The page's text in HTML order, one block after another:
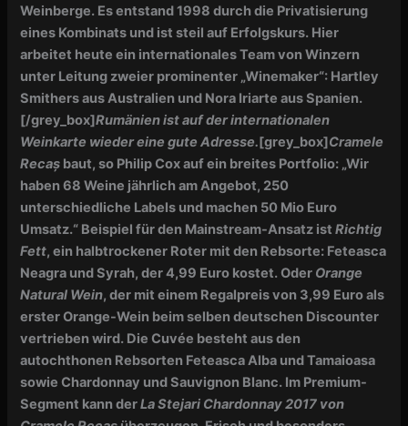
Weinberge. Es entstand 1998 durch die Privatisierung
eines Kombinats und ist steil auf Erfolgskurs. Hier
arbeitet heute ein internationales Team von Winzern
unter Leitung zweier prominenter „Winemaker“: Hartley
Smithers aus Australien und Nora Iriarte aus Spanien.
[/grey_box]Rumänien ist auf der internationalen
Weinkarte wieder eine gute Adresse.[grey_box]Cramele
Recaș baut, so Philip Cox auf ein breites Portfolio: „Wir
haben 68 Weine jährlich am Angebot, 250
unterschiedliche Labels und machen 50 Mio Euro
Umsatz.“ Beispiel für den Mainstream-Ansatz istRichtig
Fett, ein halbtrockener Roter mit den Rebsorte: Feteasca
Neagra und Syrah, der 4,99 Euro kostet. Oder Orange
Natural Wein, der mit einem Regalpreis von 3,99 Euro als
erster Orange-Wein beim selben deutschen Discounter
vertrieben wird. Die Cuvée besteht aus den
autochthonen Rebsorten Feteasca Alba und Tamaioasa
sowie Chardonnay und Sauvignon Blanc. Im Premium-
Segment kann derLa Stejari Chardonnay 2017 von